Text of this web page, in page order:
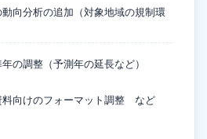
向分析の追加（対象地域の規制環
の調整（予測年の延長など）
料向けのフォーマット調整 など